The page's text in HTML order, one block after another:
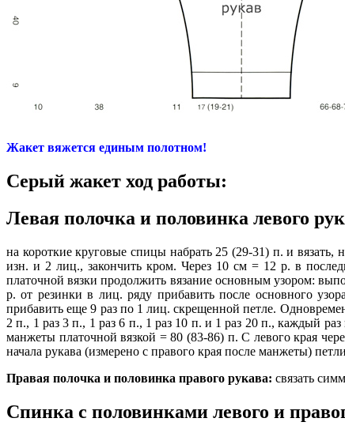
Жакет вяжется единым полотном!
Серый жакет ход работы:
Левая полочка и половинка левого
на короткие круговые спицы набрать 25 (29-31) п. и
изн. и 2 лиц., закончить кром. Через 10 см = 12 р. в
платочной вязки продолжить вязание основным узором:
р. от резинки в лиц. ряду прибавить после основного
прибавить еще 9 раз по 1 лиц. скрещенной петле.
2 п., 1 раз 3 п., 1 раз 6 п., 1 раз 10 п. и 1 раз 20 п., каждый
манжеты платочной вязкой = 80 (83-86) п. С левого края
начала рукава (измерено с правого края после манжеты)
Правая полочка и половинка правого рукава: связать
Спинка с половинками левого и